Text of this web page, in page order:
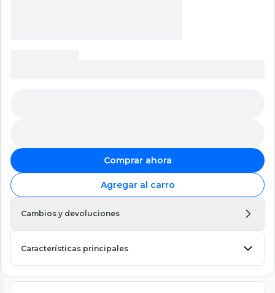
Comprar ahora
Agregar al carro
Cambios y devoluciones
Características principales